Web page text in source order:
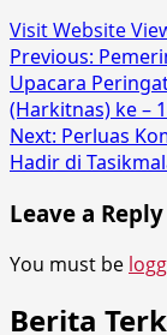
Visit Website
Post
navigation
Previous:
Upacara
(Harkitnas) ke –
Next: Perluas
Hadir di
Leave a Reply
You must be
Berita